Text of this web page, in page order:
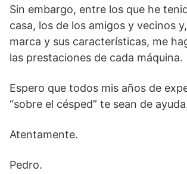
Sin embargo, entre los que he
casa, los de los amigos y vecinos
marca y sus características, me
las prestaciones de cada máquina.
Espero que todos mis años de
“sobre el césped” te sean de
Atentamente.
Pedro.